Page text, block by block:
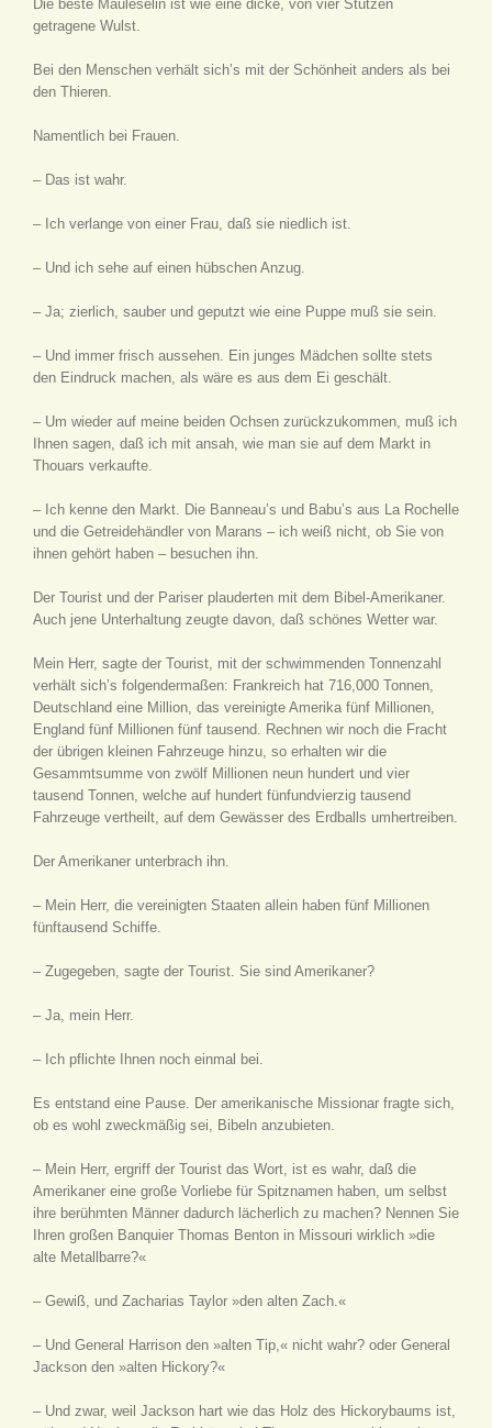
Die beste Mauleselin ist wie eine dicke, von vier Stützen
getragene Wulst.
Bei den Menschen verhält sich’s mit der Schönheit anders als bei
den Thieren.
Namentlich bei Frauen.
– Das ist wahr.
– Ich verlange von einer Frau, daß sie niedlich ist.
– Und ich sehe auf einen hübschen Anzug.
– Ja; zierlich, sauber und geputzt wie eine Puppe muß sie sein.
– Und immer frisch aussehen. Ein junges Mädchen sollte stets
den Eindruck machen, als wäre es aus dem Ei geschält.
– Um wieder auf meine beiden Ochsen zurückzukommen, muß ich
Ihnen sagen, daß ich mit ansah, wie man sie auf dem Markt in
Thouars verkaufte.
– Ich kenne den Markt. Die Banneau’s und Babu’s aus La Rochelle
und die Getreidehändler von Marans – ich weiß nicht, ob Sie von
ihnen gehört haben – besuchen ihn.
Der Tourist und der Pariser plauderten mit dem Bibel-Amerikaner.
Auch jene Unterhaltung zeugte davon, daß schönes Wetter war.
Mein Herr, sagte der Tourist, mit der schwimmenden Tonnenzahl
verhält sich’s folgendermaßen: Frankreich hat 716,000 Tonnen,
Deutschland eine Million, das vereinigte Amerika fünf Millionen,
England fünf Millionen fünf tausend. Rechnen wir noch die Fracht
der übrigen kleinen Fahrzeuge hinzu, so erhalten wir die
Gesammtsumme von zwölf Millionen neun hundert und vier
tausend Tonnen, welche auf hundert fünfundvierzig tausend
Fahrzeuge vertheilt, auf dem Gewässer des Erdballs umhertreiben.
Der Amerikaner unterbrach ihn.
– Mein Herr, die vereinigten Staaten allein haben fünf Millionen
fünftausend Schiffe.
– Zugegeben, sagte der Tourist. Sie sind Amerikaner?
– Ja, mein Herr.
– Ich pflichte Ihnen noch einmal bei.
Es entstand eine Pause. Der amerikanische Missionar fragte sich,
ob es wohl zweckmäßig sei, Bibeln anzubieten.
– Mein Herr, ergriff der Tourist das Wort, ist es wahr, daß die
Amerikaner eine große Vorliebe für Spitznamen haben, um selbst
ihre berühmten Männer dadurch lächerlich zu machen? Nennen Sie
Ihren großen Banquier Thomas Benton in Missouri wirklich »die
alte Metallbarre?«
– Gewiß, und Zacharias Taylor »den alten Zach.«
– Und General Harrison den »alten Tip,« nicht wahr? oder General
Jackson den »alten Hickory?«
– Und zwar, weil Jackson hart wie das Holz des Hickorybaums ist,